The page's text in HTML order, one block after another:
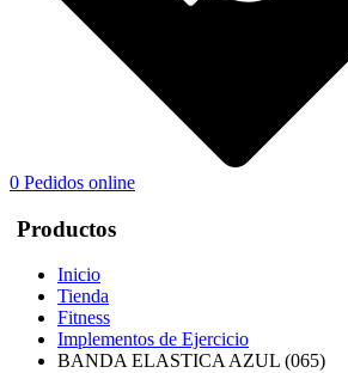
0 Pedidos online
Productos
Inicio
Tienda
Fitness
Implementos de Ejercicio
BANDA ELASTICA AZUL (065)